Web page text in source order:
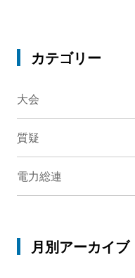
カテゴリー
大会
質疑
電力総連
月別アーカイブ